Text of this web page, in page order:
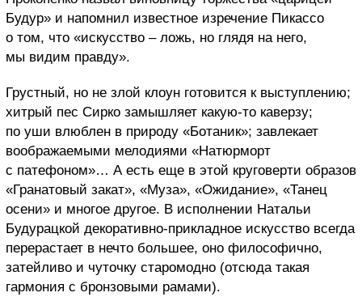
Будур» и напомнил известное изречение Пикассо
о том, что «искусство – ложь, но глядя на него,
мы видим правду».
Грустный, но не злой клоун готовится к выступлению;
хитрый пес Сирко замышляет какую-то каверзу;
по уши влюблен в природу «Ботаник»; завлекает
воображаемыми мелодиями «Натюрморт
с патефоном»… А есть еще в этой круговерти образов
«Гранатовый закат», «Муза», «Ожидание», «Танец
осени» и многое другое. В исполнении Натальи
Будурацкой декоративно-прикладное искусство всегда
перерастает в нечто большее, оно философично,
затейливо и чуточку старомодно (отсюда такая
гармония с бронзовыми рамами).